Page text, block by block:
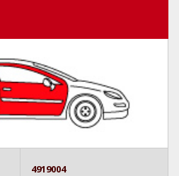
4919004